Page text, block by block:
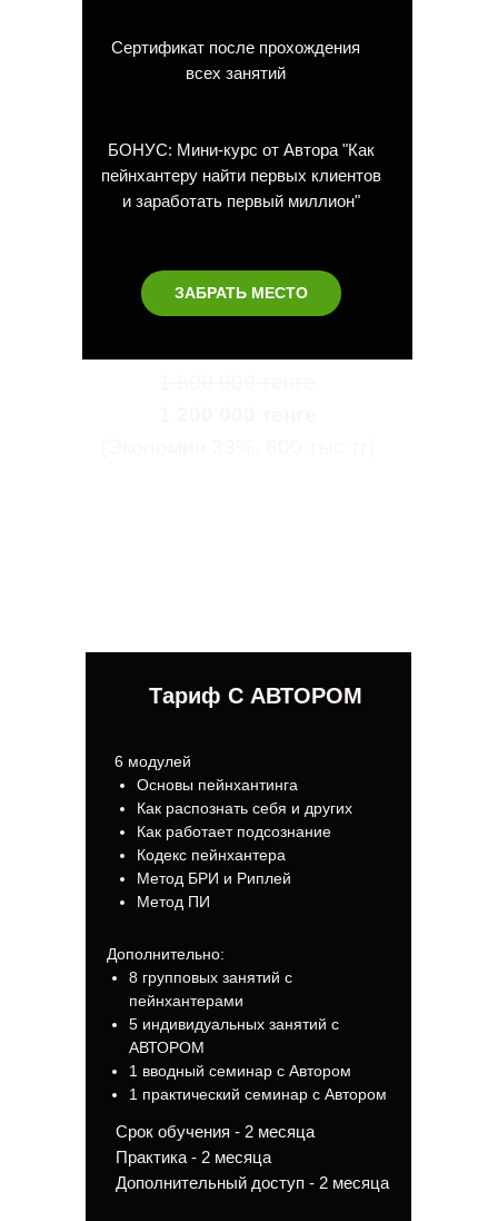
Сертификат после прохождения
всех занятий
ЗАБРАТЬ МЕСТО
Тариф С АВТОРОМ
6 модулей
Основы пейнхантинга
Как распознать себя и других
Как работает подсознание
Кодекс пейнхантера
Метод БРИ и Риплей
Метод ПИ
Дополнительно:
8 групповых занятий с
пейнхантерами
5 индивидуальных занятий с
АВТОРОМ
1 вводный семинар с Автором
1 практический семинар с Автором
Срок обучения - 2 месяца
Практика - 2 месяца
Дополнительный доступ - 2 месяца
БОНУС: Мини-курс от Автора "Как
пейнхантеру найти первых клиентов
и заработать первый миллион"